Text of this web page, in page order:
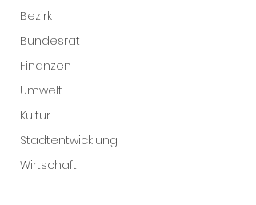
Bezirk
Bundesrat
Finanzen
Umwelt
Kultur
Stadtentwicklung
Wirtschaft